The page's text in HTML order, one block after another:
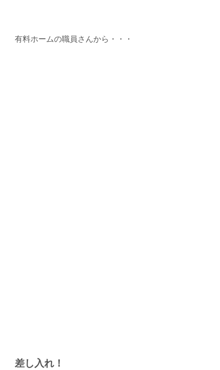
有料ホームの職員さんから・・・
差し入れ！